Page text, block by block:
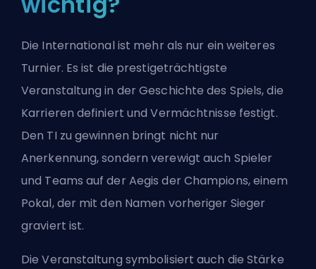
Die International ist mehr als nur ein weiteres
Turnier. Es ist die prestigeträchtigste
Veranstaltung in der Geschichte des Spiels, die
Karrieren definiert und Vermächtnisse festigt.
Den TI zu gewinnen bringt nicht nur
Anerkennung, sondern verewigt auch Spieler
und Teams auf der Aegis der Champions, einem
Pokal, der mit den Namen vorheriger Sieger
graviert ist.
Die Veranstaltung symbolisiert auch die Stärke